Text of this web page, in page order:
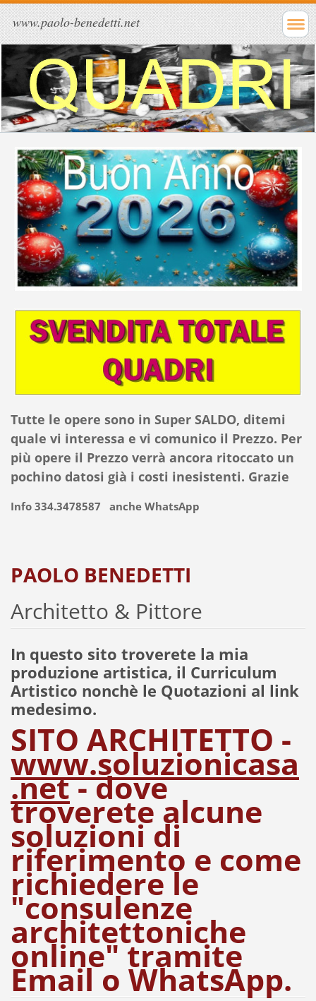
www.paolo-benedetti.net
Tutte le opere sono in Super SALDO, ditemi
quale vi interessa e vi comunico il Prezzo. Per
più opere il Prezzo verrà ancora ritoccato un
pochino datosi già i costi inesistenti. Grazie
Info 334.3478587 anche WhatsApp
PAOLO BENEDETTI
Architetto & Pittore
In questo sito troverete la mia
produzione artistica, il Curriculum
Artistico nonchè le Quotazioni al link
medesimo.
SITO ARCHITETTO -
www.soluzionicasa
.net- dove
troverete alcune
soluzioni di
riferimento e come
richiedere le
"consulenze
architettoniche
online" tramite
Email o WhatsApp.